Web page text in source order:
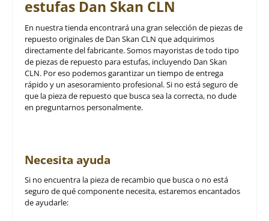
estufas Dan Skan CLN
En nuestra tienda encontrará una gran selección de piezas de
repuesto originales de Dan Skan CLN que adquirimos
directamente del fabricante. Somos mayoristas de todo tipo
de piezas de repuesto para estufas, incluyendo Dan Skan
CLN. Por eso podemos garantizar un tiempo de entrega
rápido y un asesoramiento profesional. Si no está seguro de
que la pieza de repuesto que busca sea la correcta, no dude
en preguntarnos personalmente.
Necesita ayuda
Si no encuentra la pieza de recambio que busca o no está
seguro de qué componente necesita, estaremos encantados
de ayudarle: